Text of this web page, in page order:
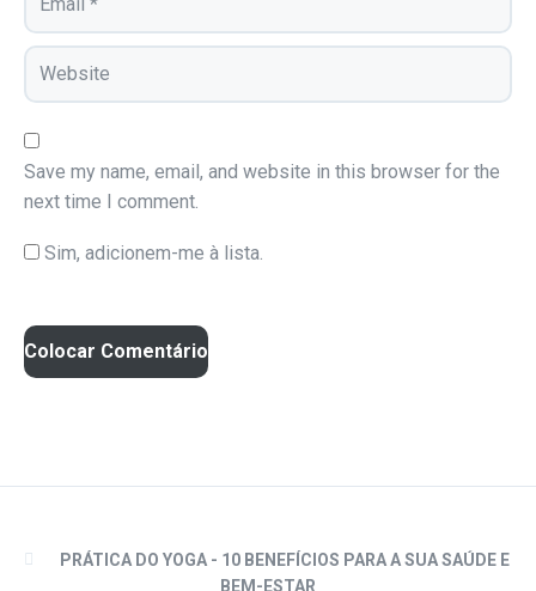
Save my name, email, and website in this browser for the
next time I comment.
Sim, adicionem-me à lista.
PRÁTICA DO YOGA - 10 BENEFÍCIOS PARA A SUA SAÚDE E
BEM-ESTAR